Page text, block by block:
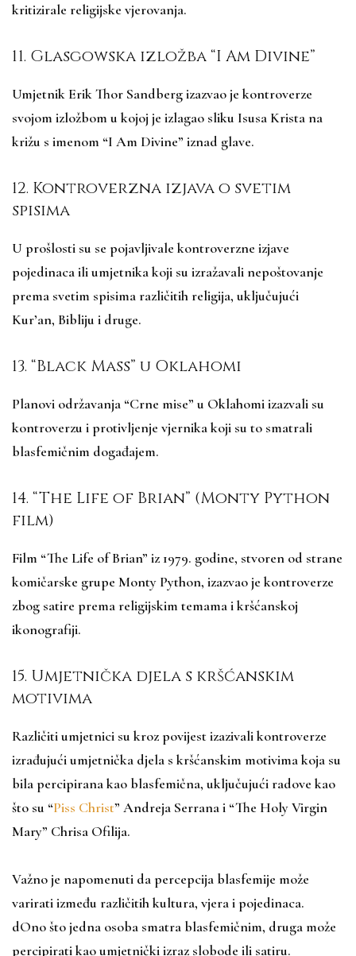
kritizirale religijske vjerovanja.
11. Glasgowska izložba “I Am Divine”
Umjetnik Erik Thor Sandberg izazvao je kontroverze
svojom izložbom u kojoj je izlagao sliku Isusa Krista na
križu s imenom “I Am Divine” iznad glave.
12. Kontroverzna izjava o svetim
spisima
U prošlosti su se pojavljivale kontroverzne izjave
pojedinaca ili umjetnika koji su izražavali nepoštovanje
prema svetim spisima različitih religija, uključujući
Kur’an, Bibliju i druge.
13. “Black Mass” u Oklahomi
Planovi održavanja “Crne mise” u Oklahomi izazvali su
kontroverzu i protivljenje vjernika koji su to smatrali
blasfemičnim događajem.
14. “The Life of Brian” (Monty Python
film)
Film “The Life of Brian” iz 1979. godine, stvoren od strane
komičarske grupe Monty Python, izazvao je kontroverze
zbog satire prema religijskim temama i kršćanskoj
ikonografiji.
15. Umjetnička djela s kršćanskim
motivima
Različiti umjetnici su kroz povijest izazivali kontroverze
izrađujući umjetnička djela s kršćanskim motivima koja su
bila percipirana kao blasfemična, uključujući radove kao
što su “Piss Christ” Andreja Serrana i “The Holy Virgin
Mary” Chrisa Ofilija.
Važno je napomenuti da percepcija blasfemije može
varirati između različitih kultura, vjera i pojedinaca.
dOno što jedna osoba smatra blasfemičnim, druga može
percipirati kao umjetnički izraz slobode ili satiru.